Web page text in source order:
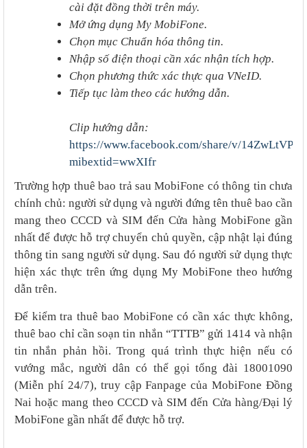
cài đặt đồng thời trên máy.
Mở ứng dụng My MobiFone.
Chọn mục Chuẩn hóa thông tin.
Nhập số điện thoại cần xác nhận tích hợp.
Chọn phương thức xác thực qua VNeID.
Tiếp tục làm theo các hướng dẫn.
Clip hướng dẫn:
https://www.facebook.com/share/v/
mibextid=wwXIfr
Trường hợp thuê bao trả sau MobiFone có thông tin chưa
chính chủ: người sử dụng và người đứng tên thuê bao cần
mang theo CCCD và SIM đến Cửa hàng MobiFone gần
nhất để được hỗ trợ chuyển chủ quyền, cập nhật lại đúng
thông tin sang người sử dụng. Sau đó người sử dụng thực
hiện xác thực trên ứng dụng My MobiFone theo hướng
dẫn trên.
Để kiểm tra thuê bao MobiFone có cần xác thực không,
thuê bao chỉ cần soạn tin nhắn “TTTB” gửi 1414 và nhận
tin nhắn phản hồi. Trong quá trình thực hiện nếu có
vướng mắc, người dân có thể gọi tổng đài 18001090
(Miễn phí 24/7), truy cập Fanpage của MobiFone Đồng
Nai hoặc mang theo CCCD và SIM đến Cửa hàng/Đại lý
MobiFone gần nhất để được hỗ trợ.